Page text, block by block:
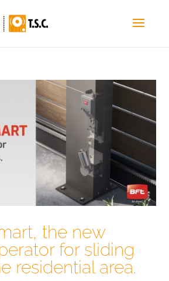
the new
for sliding
residential area.